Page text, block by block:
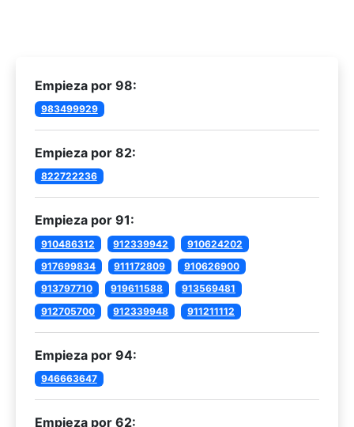
Empieza por 98:
983499929
Empieza por 82:
822722236
Empieza por 91:
910486312 912339942
910624202
917699834
911172809
910626900
913797710
919611588
913569481
912705700
912339948 911211112
Empieza por 94:
946663647
Empieza por 62: